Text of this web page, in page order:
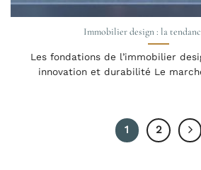
Immobilier design : la
Les fondations de l’immobilier
innovation et durabilité Le
1 2